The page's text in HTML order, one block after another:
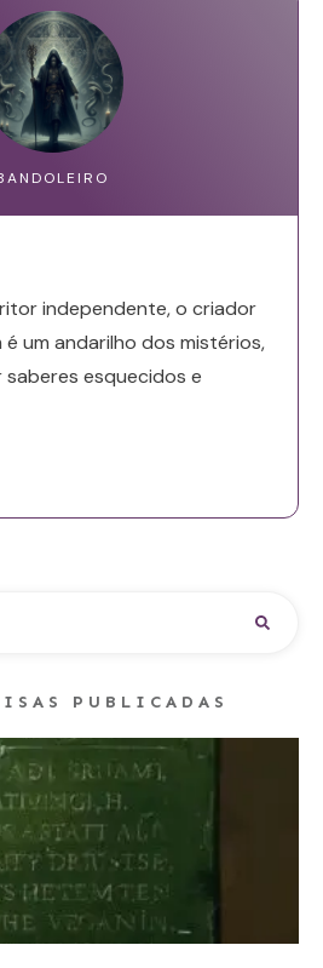
independente, o criador
um andarilho dos mistérios,
esquecidos e
PUBLICADAS